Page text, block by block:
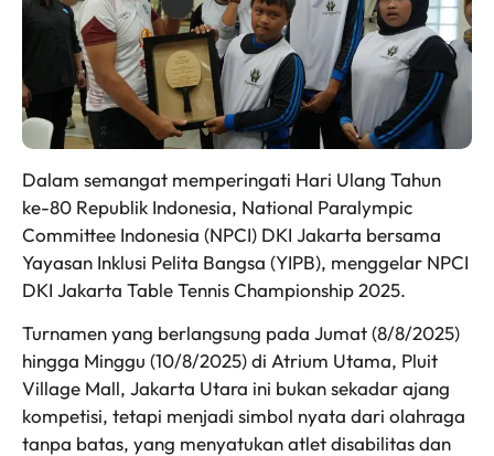
Dalam semangat memperingati Hari Ulang Tahun
ke-80 Republik Indonesia, National Paralympic
Committee Indonesia (NPCI) DKI Jakarta bersama
Yayasan Inklusi Pelita Bangsa (YIPB), menggelar NPCI
DKI Jakarta Table Tennis Championship 2025.
Turnamen yang berlangsung pada Jumat (8/8/2025)
hingga Minggu (10/8/2025) di Atrium Utama, Pluit
Village Mall, Jakarta Utara ini bukan sekadar ajang
kompetisi, tetapi menjadi simbol nyata dari olahraga
tanpa batas, yang menyatukan atlet disabilitas dan